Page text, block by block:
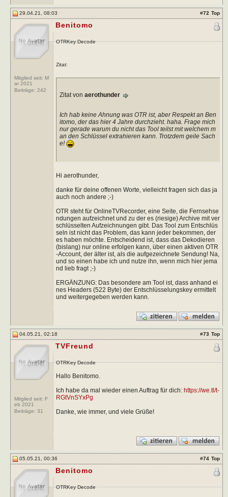
29.04.21, 08:03 #72 Top
Mitglied seit: M
ar 2021
Beiträge: 242
Benitomo
OTRKey Decode
Zitat:
Zitat von aerothunder
Ich hab keine Ahnung was OTR ist, aber Respekt an Ben
itomo, der das hier 4 Jahre durchzieht. haha. Frage mich
nur gerade warum du nicht das Tool teilst mit welchem m
an den Schlüssel extrahieren kann. Trotzdem geile Sach
e!
Hi aerothunder,
danke für deine offenen Worte, vielleicht fragen sich das ja
auch noch andere ;-)
OTR steht für OnlineTVRecorder, eine Seite, die Fernsehse
ndungen aufzeichnet und zu der es (riesige) Archive mit ver
schlüsselten Aufzeichnungen gibt. Das Tool zum Entschlüs
seln ist nicht das Problem, das kann jeder bekommen, der
es haben möchte. Entscheidend ist, dass das Dekodieren
(bislang) nur online erfolgen kann, über einen aktiven OTR
-Account, der älter ist, als die aufgezeichnete Sendung! Na,
und so einen habe ich und nutze ihn, wenn mich hier jema
nd lieb fragt ;-)
ERGÄNZUNG: Das besondere am Tool ist, dass anhand ei
nes Headers (522 Byte) der Entschlüsselungskey ermittelt
und weitergegeben werden kann.
04.05.21, 02:18 #73 Top
Mitglied seit: F
eb 2021
Beiträge: 31
TVFreund
OTRKey Decode
Hallo Benitomo.
Ich habe da mal wieder einen Auftrag für dich: https://we.tl/t-
RGtVnSYxPg
Danke, wie immer, und viele Grüße!
05.05.21, 00:36 #74 Top
Benitomo
OTRKey Decode